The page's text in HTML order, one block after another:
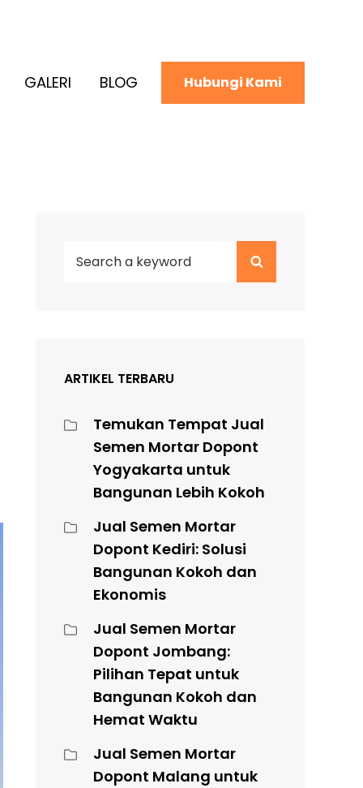
GALERI BLOG Hubungi Kami
Search
ARTIKEL TERBARU
Temukan Tempat Jual
Semen Mortar Dopont
Yogyakarta untuk
Bangunan Lebih Kokoh
Jual Semen Mortar
Dopont Kediri: Solusi
Bangunan Kokoh dan
Ekonomis
Jual Semen Mortar
Dopont Jombang:
Pilihan Tepat untuk
Bangunan Kokoh dan
Hemat Waktu
Jual Semen Mortar
Dopont Malang untuk